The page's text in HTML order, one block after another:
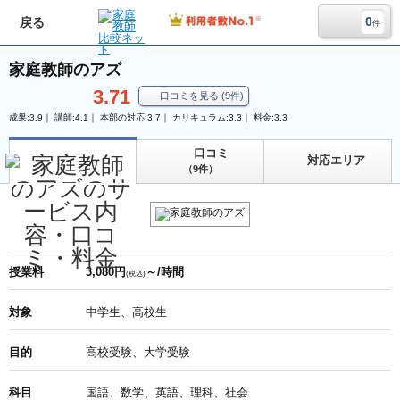
戻る 0件
家庭教師のアズ
3.71 口コミを見る (9件)
成果:3.9｜ 講師:4.1｜ 本部の対応:3.7｜ カリキュラム:3.3｜ 料金:3.3
口コミ
（9件）
対応エリア
授業料 3,080円 (税込)～/時間
対象 中学生、高校生
目的 高校受験、大学受験
科目 国語、数学、英語、理科、社会